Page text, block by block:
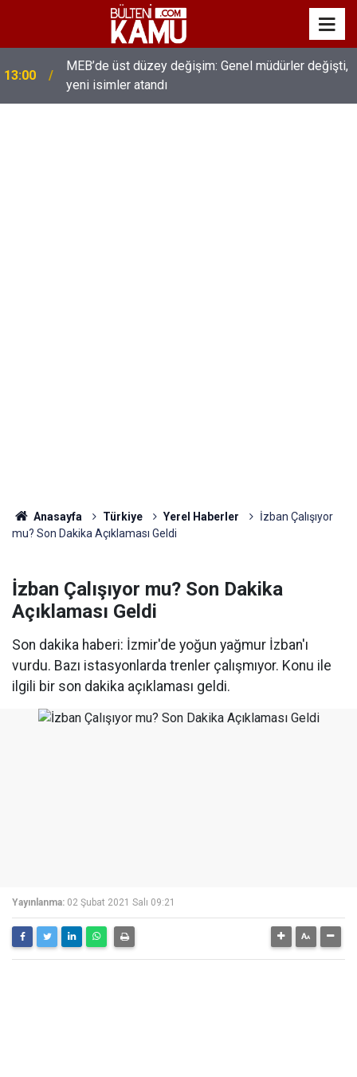
13:00
MEB’de üst düzey değişim: Genel müdürler değişti,
yeni isimler atandı
Anasayfa Türkiye Yerel Haberler
İzban Çalışıyor
mu? Son Dakika Açıklaması Geldi
İzban Çalışıyor mu? Son Dakika
Açıklaması Geldi
Son dakika haberi: İzmir'de yoğun yağmur İzban'ı
vurdu. Bazı istasyonlarda trenler çalışmıyor. Konu ile
ilgili bir son dakika açıklaması geldi.
Yayınlanma: 02 Şubat 2021 Salı 09:21